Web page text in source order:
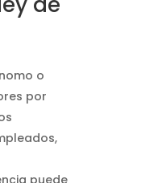
o
por
puede